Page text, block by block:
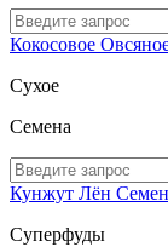
Кокосовое
Сухое
Семена
Кунжут Лён
Суперфуды